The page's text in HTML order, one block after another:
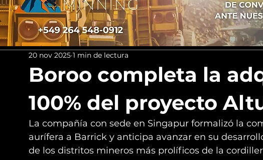
Boroo completa la
100% del proyecto
20 nov 2025 1 min de lectura
La compañía con sede en Singapur formalizó la
aurífera a Barrick y anticipa avanzar en su
de los distritos mineros más prolíficos de la